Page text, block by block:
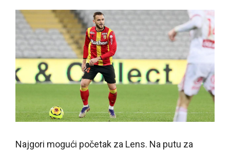
Najgori mogući početak za Lens. Na putu za